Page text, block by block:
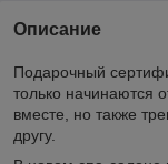
Описание
Подарочный
только начинаются
вместе, но также
другу.